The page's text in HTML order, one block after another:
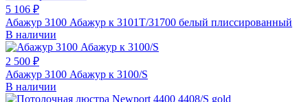
5 106 ₽
Абажур 3100 Абажур к 3101T/31700 белый плиссированный
В наличии
2 500 ₽
Абажур 3100 Абажур к 3100/S
В наличии